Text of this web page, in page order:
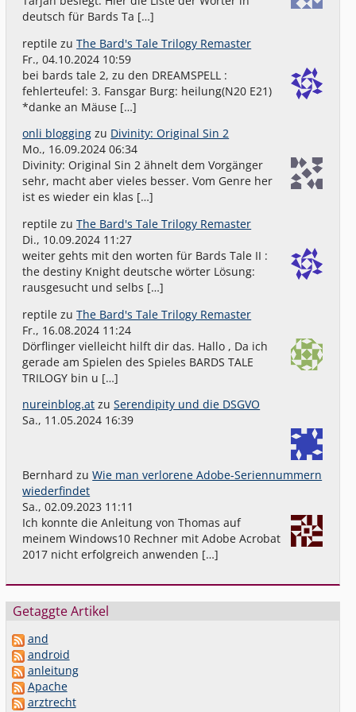
deutsch für Bards Ta […]
reptile zuThe Bard's Tale Trilogy Remaster
Fr., 04.10.2024 10:59
bei bards tale 2, zu den DREAMSPELL :
fehlerteufel: 3. Fansgar Burg: heilung(N20 E21)
*danke an Mäuse […]
onli blogging zu Divinity: Original Sin 2
Mo., 16.09.2024 06:34
Divinity: Original Sin 2 ähnelt dem Vorgänger
sehr, macht aber vieles besser. Vom Genre her
ist es wieder ein klas […]
reptile zuThe Bard's Tale Trilogy Remaster
Di., 10.09.2024 11:27
weiter gehts mit den worten für Bards Tale II :
the destiny Knight deutsche wörter Lösung:
rausgesucht und selbs […]
reptile zuThe Bard's Tale Trilogy Remaster
Fr., 16.08.2024 11:24
Dörflinger vielleicht hilft dir das. Hallo , Da ich
gerade am Spielen des Spieles BARDS TALE
TRILOGY bin u […]
nureinblog.at zuSerendipity und die DSGVO
Sa., 11.05.2024 16:39
Bernhard zuWie man verlorene Adobe-Seriennummern
wiederfindet
Sa., 02.09.2023 11:11
Ich konnte die Anleitung von Thomas auf
meinem Windows10 Rechner mit Adobe Acrobat
2017 nicht erfolgreich anwenden […]
Getaggte Artikel
and
android
anleitung
Apache
arztrecht